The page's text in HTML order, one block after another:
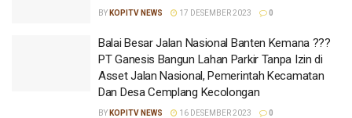
BY KOPITV NEWS 17 DESEMBER 2023 0
Balai Besar Jalan Nasional Banten Kemana ???
PT Ganesis Bangun Lahan Parkir Tanpa Izin di
Asset Jalan Nasional, Pemerintah Kecamatan
Dan Desa Cemplang Kecolongan
BY KOPITV NEWS 16 DESEMBER 2023 0